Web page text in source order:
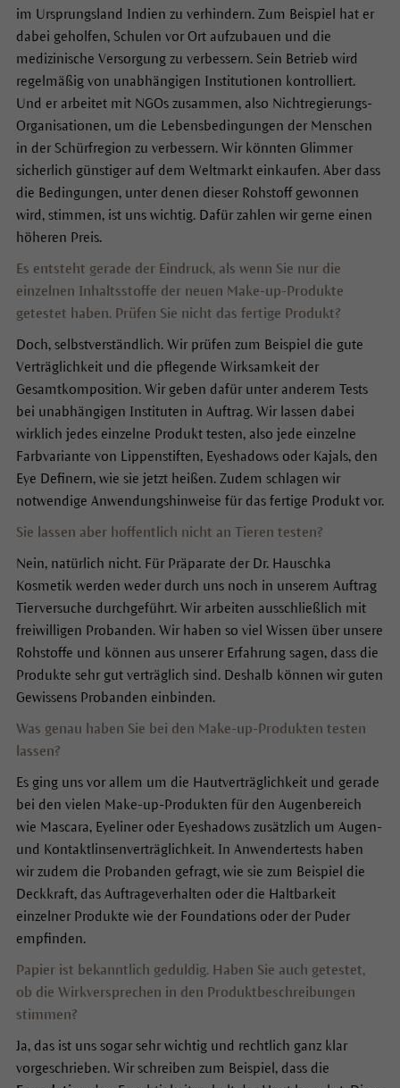
im Ursprungsland Indien zu verhindern. Zum Beispiel hat er
dabei geholfen, Schulen vor Ort aufzubauen und die
medizinische Versorgung zu verbessern. Sein Betrieb wird
regelmäßig von unabhängigen Institutionen kontrolliert.
Und er arbeitet mit NGOs zusammen, also Nichtregierungs-
Organisationen, um die Lebensbedingungen der Menschen
in der Schürfregion zu verbessern. Wir könnten Glimmer
sicherlich günstiger auf dem Weltmarkt einkaufen. Aber dass
die Bedingungen, unter denen dieser Rohstoff gewonnen
wird, stimmen, ist uns wichtig. Dafür zahlen wir gerne einen
höheren Preis.
Es entsteht gerade der Eindruck, als wenn Sie nur die
einzelnen Inhaltsstoffe der neuen Make-up-Produkte
getestet haben. Prüfen Sie nicht das fertige Produkt?
Doch, selbstverständlich. Wir prüfen zum Beispiel die gute
Verträglichkeit und die pflegende Wirksamkeit der
Gesamtkomposition. Wir geben dafür unter anderem Tests
bei unabhängigen Instituten in Auftrag. Wir lassen dabei
wirklich jedes einzelne Produkt testen, also jede einzelne
Farbvariante von Lippenstiften, Eyeshadows oder Kajals, den
Eye Definern, wie sie jetzt heißen. Zudem schlagen wir
notwendige Anwendungshinweise für das fertige Produkt vor.
Sie lassen aber hoffentlich nicht an Tieren testen?
Nein, natürlich nicht. Für Präparate der Dr. Hauschka
Kosmetik werden weder durch uns noch in unserem Auftrag
Tierversuche durchgeführt. Wir arbeiten ausschließlich mit
freiwilligen Probanden. Wir haben so viel Wissen über unsere
Rohstoffe und können aus unserer Erfahrung sagen, dass die
Produkte sehr gut verträglich sind. Deshalb können wir guten
Gewissens Probanden einbinden.
Was genau haben Sie bei den Make-up-Produkten testen
lassen?
Es ging uns vor allem um die Hautverträglichkeit und gerade
bei den vielen Make-up-Produkten für den Augenbereich
wie Mascara, Eyeliner oder Eyeshadows zusätzlich um Augen-
und Kontaktlinsenverträglichkeit. In Anwendertests haben
wir zudem die Probanden gefragt, wie sie zum Beispiel die
Deckkraft, das Auftrageverhalten oder die Haltbarkeit
einzelner Produkte wie der Foundations oder der Puder
empfinden.
Papier ist bekanntlich geduldig. Haben Sie auch getestet,
ob die Wirkversprechen in den Produktbeschreibungen
stimmen?
Ja, das ist uns sogar sehr wichtig und rechtlich ganz klar
vorgeschrieben. Wir schreiben zum Beispiel, dass die